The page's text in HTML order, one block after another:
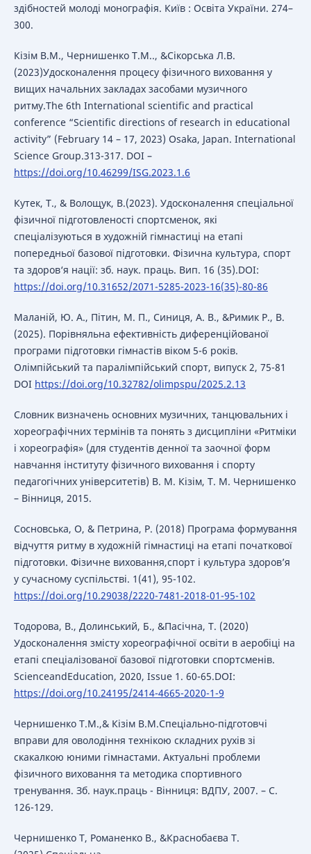
здібностей молоді монографія. Київ : Освіта України. 274–
300.
Кізім В.М., Чернишенко Т.М.., &Сікорська Л.В.
(2023)Удосконалення процесу фізичного виховання у
вищих начальних закладах засобами музичного
ритму.The 6th International scientific and practical
conference “Scientific directions of research in educational
activity” (February 14 – 17, 2023) Osaka, Japan. International
Science Group.313-317. DOI –
https://doi.org/10.46299/ISG.2023.1.6
Кутек, Т., & Волощук, В.(2023). Удосконалення спеціальної
фізичної підготовленості спортсменок, які
спеціалізуються в художній гімнастиці на етапі
попередньої базової підготовки. Фізична культура, спорт
та здоров‘я нації: зб. наук. праць. Вип. 16 (35).DOI:
https://doi.org/10.31652/2071-5285-2023-16(35)-80-86
Маланій, Ю. А., Пітин, М. П., Синиця, А. В., &Римик Р., В.
(2025). Порівняльна ефективність диференційованої
програми підготовки гімнастів віком 5-6 років.
Олімпійський та паралімпійський спорт, випуск 2, 75-81
DOI https://doi.org/10.32782/olimpspu/2025.2.13
Словник визначень основних музичних, танцювальних і
хореографічних термінів та понять з дисципліни «Ритміки
і хореографія» (для студентів денної та заочної форм
навчання інституту фізичного виховання і спорту
педагогічних університетів) В. М. Кізім, Т. М. Чернишенко
– Вінниця, 2015.
Сосновська, О, & Петрина, Р. (2018) Програма формування
відчуття ритму в художній гімнастиці на етапі початкової
підготовки. Фізичне виховання,спорт і культура здоров’я
у сучасному суспільстві. 1(41), 95-102.
https://doi.org/10.29038/2220-7481-2018-01-95-102
Тодорова, В., Долинський, Б., &Пасічна, Т. (2020)
Удосконалення змісту хореографічної освіти в аеробіці на
етапі спеціалізованої базової підготовки спортсменів.
ScienceandEducation, 2020, Issue 1. 60-65.DOI:
https://doi.org/10.24195/2414-4665-2020-1-9
Чернишенко Т.М.,& Кізім В.М.Спеціально-підготовчі
вправи для оволодіння технікою складних рухів зі
скакалкою юними гімнастами. Актуальні проблеми
фізичного виховання та методика спортивного
тренування. Зб. наук.праць - Вінниця: ВДПУ, 2007. – С.
126-129.
Чернишенко Т, Романенко В., &Краснобаєва Т.